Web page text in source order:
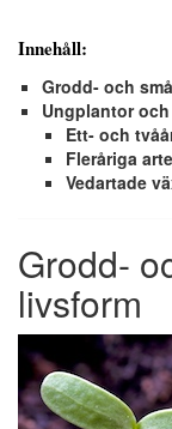
Innehåll:
Grodd- och
Ungplantor
Ett- och
Fleråriga
Vedartade
Grodd-
livsform